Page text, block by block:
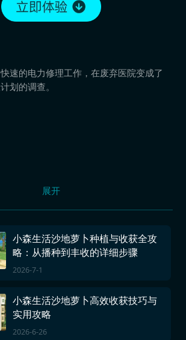
速的电力修理工作，在废弃医院变成了
划的调查。
展开
小森生活沙地萝卜种植与收获全攻
略：从播种到丰收的详细步骤
2026-7-1
小森生活沙地萝卜高效收获技巧与
实用攻略
2026-6-26